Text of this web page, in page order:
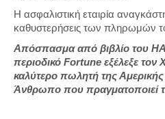
Η ασφαλιστική εταιρία
καθυστερήσεις των πληρωμών
Απόσπασμα από βιβλίο του
περιοδικό Fortune εξέλεξε τον
καλύτερο πωλητή της
Άνθρωπο που πραγματοποιεί